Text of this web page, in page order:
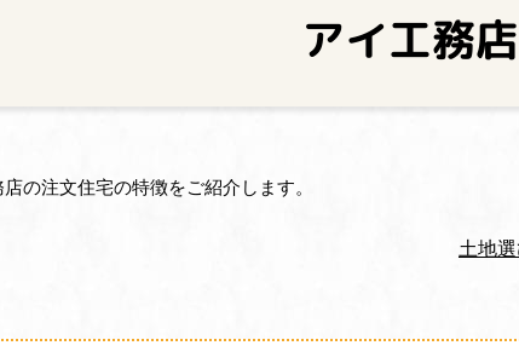
アイ工務店
の注文住宅の特徴をご紹介します。
土地